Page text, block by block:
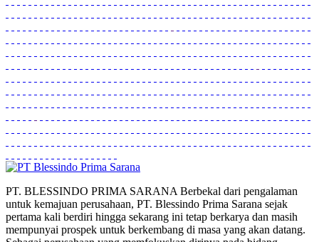
PT. BLESSINDO PRIMA SARANA Berbekal dari pengalaman
untuk kemajuan perusahaan, PT. Blessindo Prima Sarana sejak
pertama kali berdiri hingga sekarang ini tetap berkarya dan masih
mempunyai prospek untuk berkembang di masa yang akan datang.